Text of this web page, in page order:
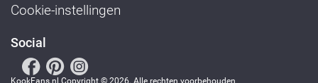
Cookie-instellingen
Social
KookFans.nl Copyright © 2026. Alle rechten voorbehouden